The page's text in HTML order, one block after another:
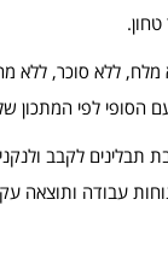
מלח, ללא סוכר, ללא
הסופי לפי המתכון
לקבב
עבודה ותוצאה